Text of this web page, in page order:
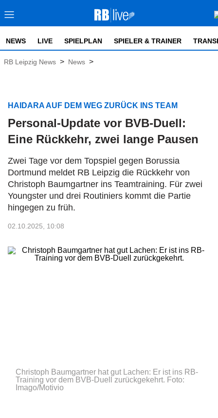
NEWS LIVE SPIELPLAN SPIELER & TRAINER
RB Leipzig News > News >
HAIDARA AUF DEM WEG ZURÜCK INS TEAM
Personal-Update vor BVB-Duell:
Eine Rückkehr, zwei lange Pausen
Zwei Tage vor dem Topspiel gegen Borussia
Dortmund meldet RB Leipzig die Rückkehr von
Christoph Baumgartner ins Teamtraining. Für zwei
Youngster und drei Routiniers kommt die Partie
hingegen zu früh.
02.10.2025, 10:08
Christoph Baumgartner hat gut Lachen: Er ist ins RB-
Training vor dem BVB-Duell zurückgekehrt. Foto:
Imago/Motivio